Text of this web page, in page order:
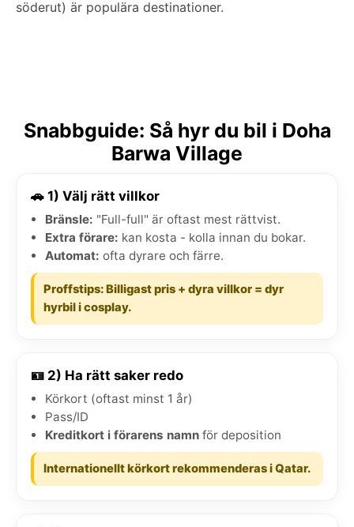
söderut) är populära destinationer.
Snabbguide: Så hyr du bil i Doha
Barwa Village
🚗 1) Välj rätt villkor
Bränsle: "Full-full" är oftast mest rättvist.
Extra förare: kan kosta - kolla innan du bokar.
Automat: ofta dyrare och färre.
Proffstips: Billigast pris + dyra villkor = dyr
hyrbil i cosplay.
🪪 2) Ha rätt saker redo
Körkort (oftast minst 1 år)
Pass/ID
Kreditkort i förarens namn för deposition
Internationellt körkort rekommenderas i Qatar.